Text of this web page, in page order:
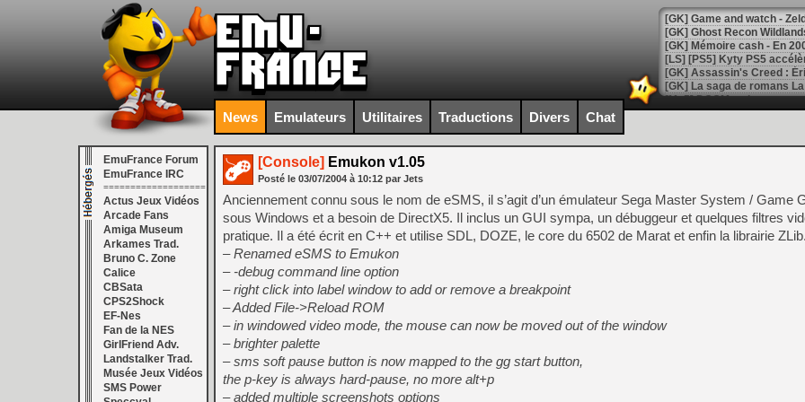
[Mo5] DOOM arrive en
[GK] Bethesda fête les 30
[GK] Roblox : l'action en
[GK] Agenda - GeForce
[GK] Devolver Digital en a
[LS] [PS5] ps5-y2jb-
[GK] Pourquoi Marvel
[GK] Test : Restory : Chill
[GK] GTA 6 : Rockstar
[GK] Hot Wheels Infinite
[GK] Mémoire cash -
[GK] Résultats Nintendo :
[GK] Déjà des
[Mo5] Brickboy cherche à
[GK] Minecraft et ses «
News Emulateurs Utilitaires Traductions Divers Chat
EmuFrance Forum
EmuFrance IRC
===================
Actus Jeux Vidéos
Arcade Fans
Amiga Museum
Arkames Trad.
Bruno C. Zone
Calice
CBSata
CPS2Shock
EF-Nes
Fan de la NES
GirlFriend Adv.
Landstalker Trad.
Musée Jeux Vidéos
SMS Power
[Console] Emukon v1.05
Posté le 03/07/2004 à 10:12 par Jets
Anciennement connu sous le nom de eSMS, il s’agit d’un émulateur Sega Master System / Game
sous Windows et a besoin de DirectX5. Il inclus un GUI sympa, un débuggeur et quelques filtres
pratique. Il a été écrit en C++ et utilise SDL, DOZE, le core du 6502 de Marat et enfin la librairie ZLib.
– Renamed eSMS to Emukon
– -debug command line option
– right click into label window to add or remove a breakpoint
– Added File->Reload ROM
– in windowed video mode, the mouse can now be moved out of the window
– brighter palette
– sms soft pause button is now mapped to the gg start button,
the p-key is always hard-pause, no more alt+p
– added multiple screenshots options